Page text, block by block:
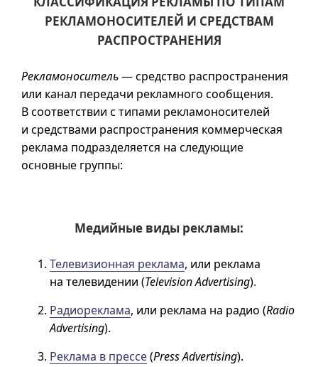
РЕКЛАМОНОСИТЕЛЕЙ И СРЕДСТВАМ
РАСПРОСТРАНЕНИЯ
Рекламоноситель— средство распространения
или канал передачи рекламного сообщения.
В соответствии с типами рекламоносителей
и средствами распространения коммерческая
реклама подразделяется на следующие
основные группы:
Медийные виды рекламы:
Телевизионная реклама, или реклама
на телевидении (Television Advertising).
Радиореклама, или реклама на радио (Radio
Advertising).
Реклама в прессе(Press Advertising).